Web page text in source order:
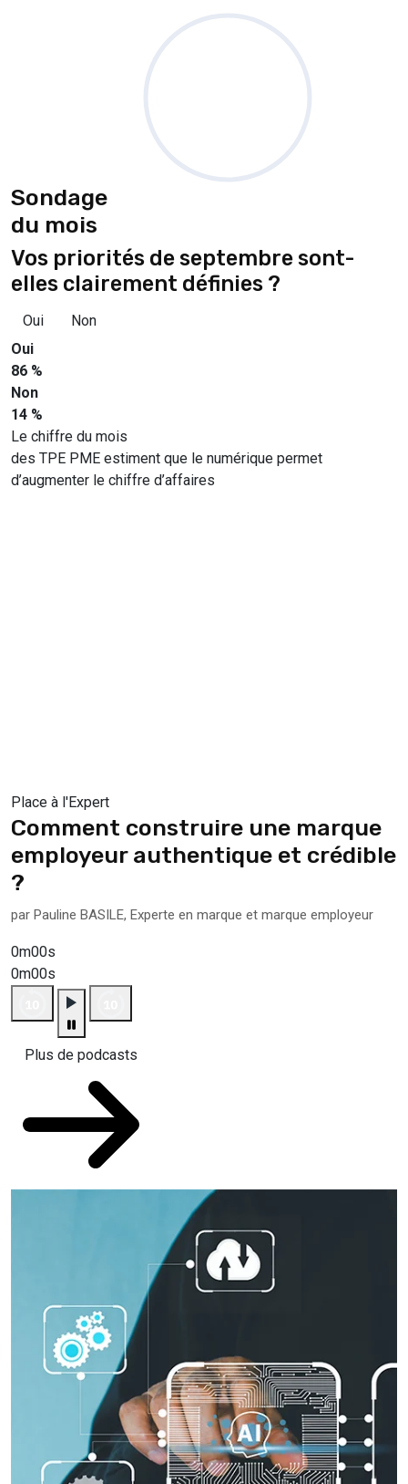
Sondage
du mois
Vos priorités de septembre sont-
elles clairement définies ?
Oui
Non
Oui
86 %
Non
14 %
Le chiffre du mois
des TPE PME estiment que le numérique permet
d’augmenter le chiffre d’affaires
Place à l'Expert
Comment construire une marque
employeur authentique et crédible
?
par Pauline BASILE, Experte en marque et marque employeur
0m00s
0m00s
Plus de podcasts